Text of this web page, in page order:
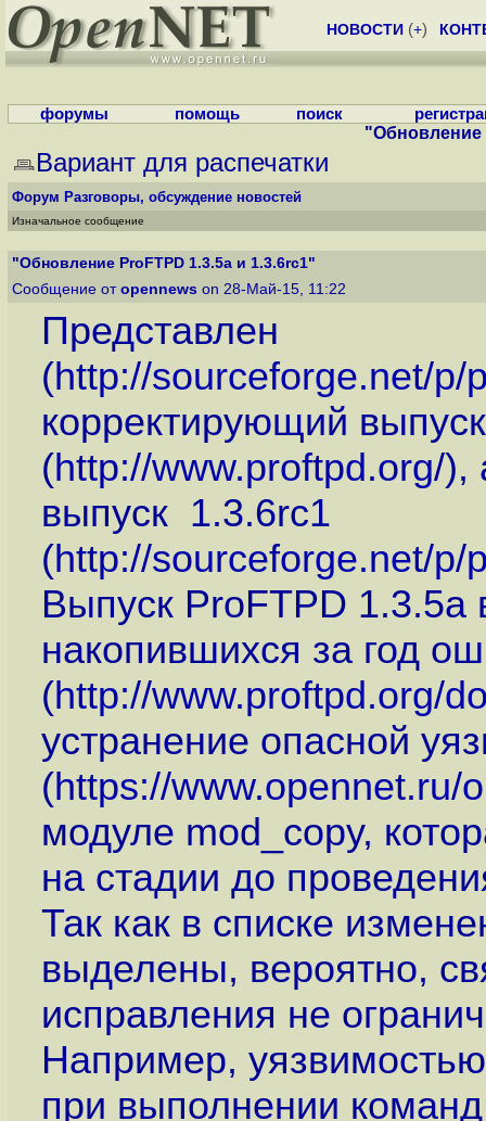
НОВОСТИ (+)
форумы помощь поиск
"Обновление
Вариант для распечатки
Форум Разговоры, обсуждение новостей
Изначальное сообщение
"Обновление ProFTPD 1.3.5a и 1.3.6rc1"
Сообщение от opennews on 28-Май-15, 11:22
Представлен
(http://sourceforge.net/p/
корректирующий
(http://www.proftpd.org/),
выпуск 1.3.6rc1
(http://sourceforge.net/p/
Выпуск ProFTPD 1.3.5a
накопившихся за год
(http://www.proftpd.org/
устранение опасной
(https://www.opennet.ru/
модуле mod_copy,
на стадии до
Так как в списке
выделены, вероятно,
исправления не
Например,
при выполнении